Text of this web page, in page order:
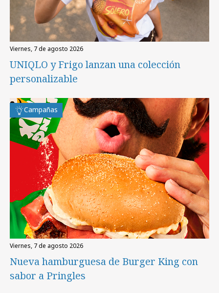
viernes, 7 de agosto 2026
UNIQLO y Frigo lanzan una colección
personalizable
Campañas
viernes, 7 de agosto 2026
Nueva hamburguesa de Burger King con
sabor a Pringles